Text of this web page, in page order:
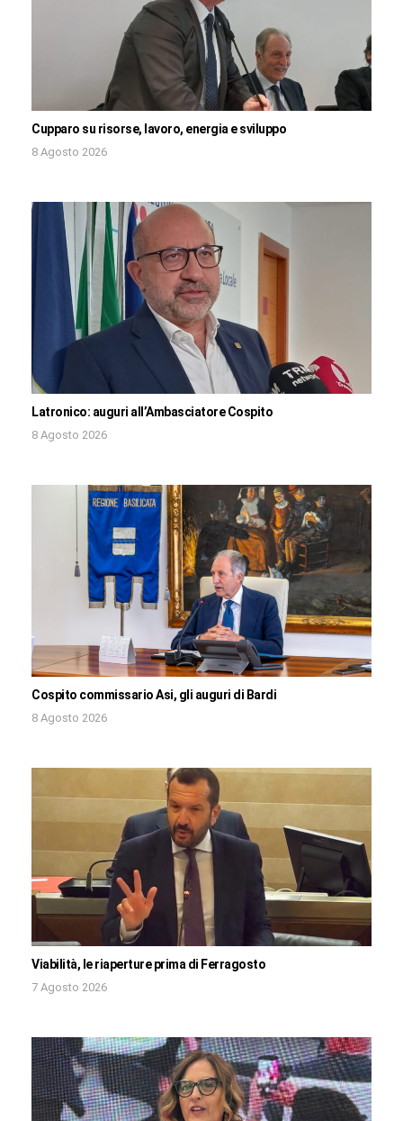
Cupparo su risorse, lavoro, energia e sviluppo
8 Agosto 2026
Latronico: auguri all’Ambasciatore Cospito
8 Agosto 2026
Cospito commissario Asi, gli auguri di Bardi
8 Agosto 2026
Viabilità, le riaperture prima di Ferragosto
7 Agosto 2026